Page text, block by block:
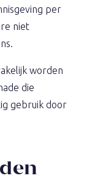
per
niet
worden
die
gebruik door